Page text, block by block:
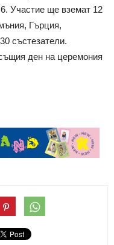
Участие ще вземат 12
Гърция,
състезатели.
ден на церемония